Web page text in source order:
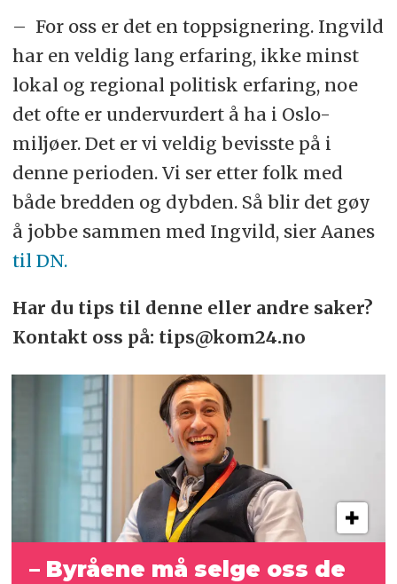
– For oss er det en toppsignering. Ingvild
har en veldig lang erfaring, ikke minst
lokal og regional politisk erfaring, noe
det ofte er undervurdert å ha i Oslo-
miljøer. Det er vi veldig bevisste på i
denne perioden. Vi ser etter folk med
både bredden og dybden. Så blir det gøy
å jobbe sammen med Ingvild, sier Aanes
til DN.
Har du tips til denne eller andre saker?
Kontakt oss på: tips@kom24.no
– Byråene må selge oss de